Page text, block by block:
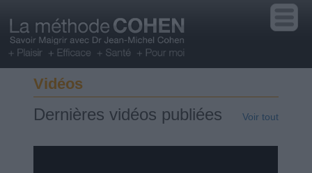
Vidéos
Dernières vidéos publiées Voir tout